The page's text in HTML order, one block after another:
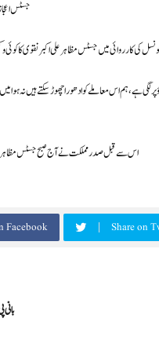
جسٹس
کی کارروائی میں جسٹس مظاہر علی اکبر نقوی کا
ہے، ہم اس معاملے کو ادھورا چھوڑ سکتے ہیں نہ ہوا
اس سے قبل صدر مملکت نے آج صبح جسٹس مظاہر
Facebook Share on